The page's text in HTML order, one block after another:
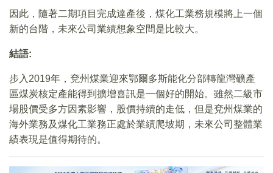
因此，隨著二期項目完成達產後，煤化工業務規模將上一個
新的台階，未來公司業績想象空間是比較大。
結語:
步入2019年，兗州煤業迎來鄂爾多斯能化分部轉龍灣礦產
區煤炭核定產能得到擴增喜訊是一個好的開始。雖然二級市
場股價受多方因素影響，股價持續的走低，但是兗州煤業的
海外業務及煤化工業務正處於業績爬坡期，未來公司整體業
績表現是值得期待的。